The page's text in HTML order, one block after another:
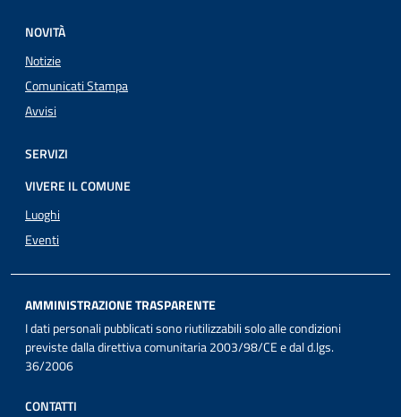
NOVITÀ
Notizie
Comunicati Stampa
Avvisi
SERVIZI
VIVERE IL COMUNE
Luoghi
Eventi
AMMINISTRAZIONE TRASPARENTE
I dati personali pubblicati sono riutilizzabili solo alle condizioni
previste dalla direttiva comunitaria 2003/98/CE e dal d.lgs.
36/2006
CONTATTI